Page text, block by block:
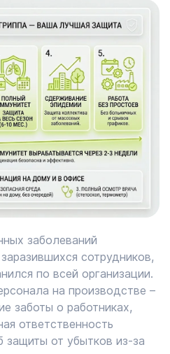
заболеваний
сотрудников,
по всей организации.
на производстве –
заботы о работниках,
ответственность
защиты от убытков из-за